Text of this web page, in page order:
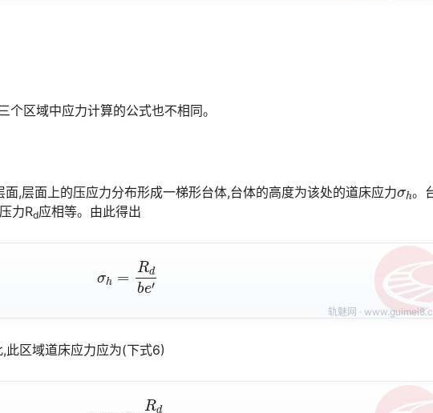
个区域中应力计算的公式也不相同。
,层面上的压应力分布形成一梯形台体,台体的高度为该处的道床应力
。
力R󠅅󠅃󠄵󠅂󠄪󠇖󠆨󠆨󠇕󠆞󠆒󠅬󠇘󠆭󠆘󠇙󠆝󠅵󠇗󠆭󠆁󠄐󠇗󠅹󠅸󠇖󠆍󠅳󠇖󠅹󠅰󠇖󠆌󠅹d应相等。由此得出
σh=Rdbe′
此区域道床应力应为(下式6)
σh=mRdbe′